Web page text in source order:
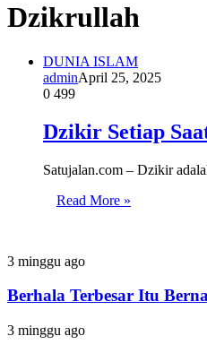
Dzikrullah
DUNIA ISLAM
adminApril 25, 2025
0 499
Dzikir Setiap
Satujalan.com – Dzikir
Read More »
Berhala
Itu
Ego
3 minggu ago
Berhala Terbesar Itu
Meraih
3 minggu ago